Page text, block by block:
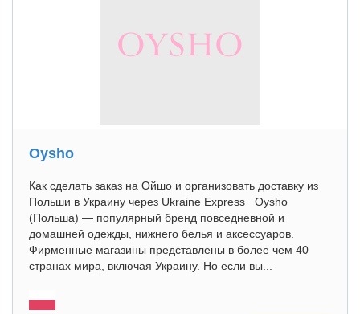
Oysho
Как сделать заказ на Ойшо и организовать доставку из
Польши в Украину через Ukraine Express Oysho
(Польша) — популярный бренд повседневной и
домашней одежды, нижнего белья и аксессуаров.
Фирменные магазины представлены в более чем 40
странах мира, включая Украину. Но если вы...